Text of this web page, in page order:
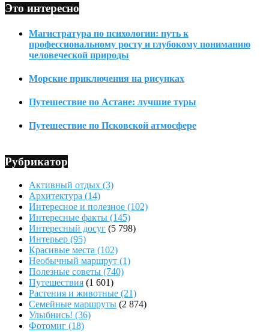
Это интересно
Магистратура по психологии: путь к
профессиональному росту и глубокому пониманию
человеческой природы
Морские приключения на рисунках
Путешествие по Астане: лучшие туры
Путешествие по Псковской атмосфере
Рубрикатор
Активный отдых (3)
Архитектура (14)
Интересное и полезное (102)
Интересные факты (145)
Интересный досуг (5 798)
Интерьер (95)
Красивые места (102)
Необычный маршрут (1)
Полезные советы (740)
Путешествия (1 601)
Растения и животные (21)
Семейные маршруты (2 874)
Улыбнись! (36)
Фотомиг (18)